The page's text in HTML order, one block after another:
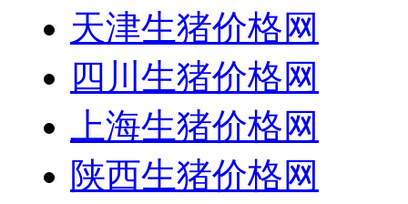
天津生猪价格网
四川生猪价格网
上海生猪价格网
陕西生猪价格网